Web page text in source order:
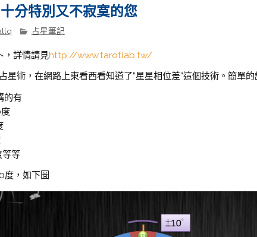
分特別又不寂寞的您
占星筆記
，詳情請見http://www.tarotlab.tw/
星術，在網路上東看西看知道了”星星相位差”這個技術。簡單
的有
等等
度，如下圖